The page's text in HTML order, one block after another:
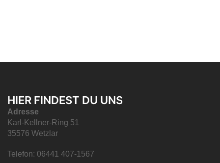
HIER FINDEST DU UNS
Adresse
Karl-Kellner-Ring 51
35576 Wetzlar
Telefon: 06441 407-1567